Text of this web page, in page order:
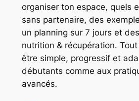
organiser ton espace, quels
sans partenaire, des
un planning sur 7 jours et
nutrition & récupération.
être simple, progressif et
débutants comme aux
avancés.